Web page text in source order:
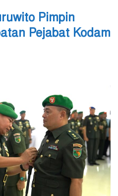
Pimpin
Pejabat Kodam